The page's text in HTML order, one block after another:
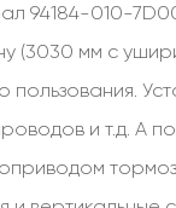
94184-010-
(3030 мм с
и т.д. А